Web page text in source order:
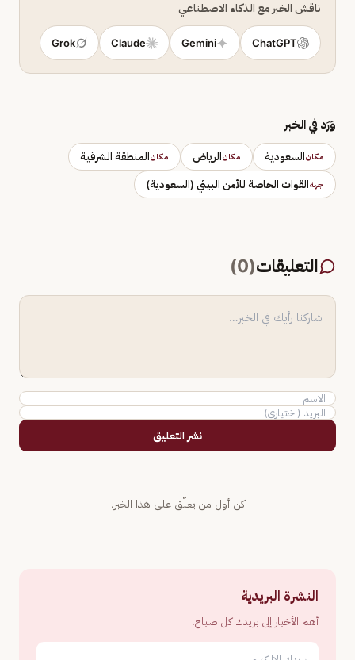
ناقش الخبر مع الذكاء الاصطناعي
ChatGPT
Gemini
Claude
Grok
وَرَد في الخبر
مكانالسعودية مكانالرياض مكانالمنطقة الشرقية
جهةالقوات الخاصة للأمن البيئي (السعودية)
التعليقات(
0
)
نشر التعليق
كن أول من يعلّق على هذا الخبر.
النشرة البريدية
أهم الأخبار إلى بريدك كل صباح.